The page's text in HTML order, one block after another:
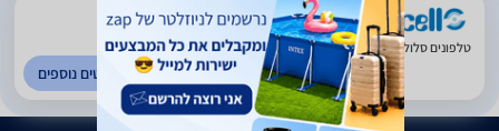
2.78
(242)
טלפונים סלולאריים וציוד היקפי. פריסה ארצית
לפרטים נוספים